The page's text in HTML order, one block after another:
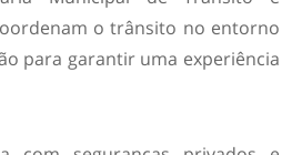
o trânsito no entorno
para garantir uma experiência